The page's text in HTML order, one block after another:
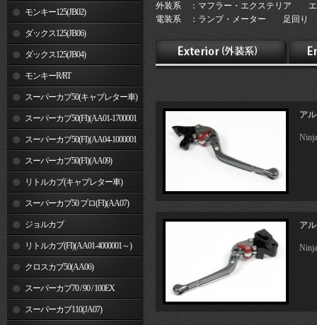
モンキー125(JB02)
ダックス125(JB06)
ダックス125(JB04)
モンキーR/RT
スーパーカブ50(キャブレター車)
スーパーカブ50(FI)(AA01-1700001
～) スーパーカブ50(FI)(AA04-1000001
～) スーパーカブ50(FI)(AA09)
リトルカブ(キャブレター車)
スーパーカブ50 プロ(FI)(AA07)
ジョルカブ
リトルカブ(FI)(AA01-4000001～)
クロスカブ50(AA06)
スーパーカブ70 / 90 / 100EX
スーパーカブ110(JA07)
外装系 ：マフラー・エクステリア エ
電装系 ：ランプ・メーター 足回り
ア
ア